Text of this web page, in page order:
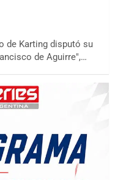
de Karting disputó su
de Aguirre",…